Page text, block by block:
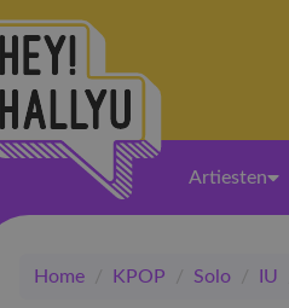
Artiesten
Home / KPOP / Solo / IU